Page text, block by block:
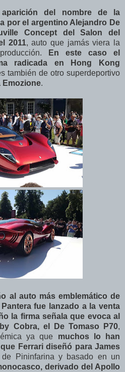
del nombre de la
por el argentino Alejandro De
Concept del Salon del
2011, auto que jamás viera la
En este caso el
radicada en Hong Kong
también de otro superdeportivo
Emozione.
al auto más emblemático de
fue lanzado a la venta
la firma señala que evoca al
Cobra, el De Tomaso P70,
ya que muchos lo han
Ferrari diseñó para James
Pininfarina y basado en un
derivado del Apollo